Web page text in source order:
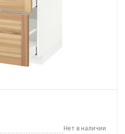
Нет в наличии